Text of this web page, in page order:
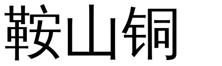
鞍山铜